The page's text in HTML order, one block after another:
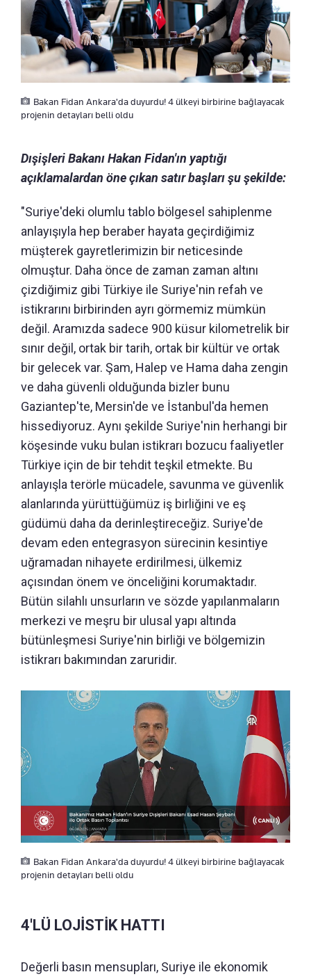
Bakan Fidan Ankara'da duyurdu! 4 ülkeyi birbirine bağlayacak
projenin detayları belli oldu
Dışişleri Bakanı Hakan Fidan'ın yaptığı
açıklamalardan öne çıkan satır başları şu şekilde:
"Suriye'deki olumlu tablo bölgesel sahiplenme
anlayışıyla hep beraber hayata geçirdiğimiz
müşterek gayretlerimizin bir neticesinde
olmuştur. Daha önce de zaman zaman altını
çizdiğimiz gibi Türkiye ile Suriye'nin refah ve
istikrarını birbirinden ayrı görmemiz mümkün
değil. Aramızda sadece 900 küsur kilometrelik bir
sınır değil, ortak bir tarih, ortak bir kültür ve ortak
bir gelecek var. Şam, Halep ve Hama daha zengin
ve daha güvenli olduğunda bizler bunu
Gaziantep'te, Mersin'de ve İstanbul'da hemen
hissediyoruz. Aynı şekilde Suriye'nin herhangi bir
köşesinde vuku bulan istikrarı bozucu faaliyetler
Türkiye için de bir tehdit teşkil etmekte. Bu
anlayışla terörle mücadele, savunma ve güvenlik
alanlarında yürüttüğümüz iş birliğini ve eş
güdümü daha da derinleştireceğiz. Suriye'de
devam eden entegrasyon sürecinin kesintiye
uğramadan nihayete erdirilmesi, ülkemiz
açısından önem ve önceliğini korumaktadır.
Bütün silahlı unsurların ve sözde yapılanmaların
merkezi ve meşru bir ulusal yapı altında
bütünleşmesi Suriye'nin birliği ve bölgemizin
istikrarı bakımından zaruridir.
Bakan Fidan Ankara'da duyurdu! 4 ülkeyi birbirine bağlayacak
projenin detayları belli oldu
4'LÜ LOJİSTİK HATTI
Değerli basın mensupları, Suriye ile ekonomik